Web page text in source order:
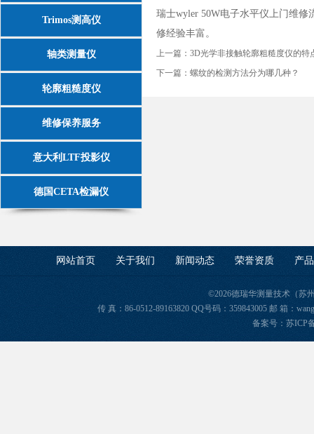
Trimos测高仪
轴类测量仪
轮廓粗糙度仪
维修保养服务
意大利LTF投影仪
德国CETA检漏仪
瑞士wyler 50W电子水平仪上门维
修经验丰富。
上一篇： 3D光学非接触轮廓粗糙度仪的特
下一篇： 螺纹的检测方法分为哪几种？
网站首页 关于我们 新闻动态 荣誉资质 产
©2026德瑞华测量技术（苏
传 真：86-0512-89163820 QQ号码：359843005 邮 箱：
备案号：苏ICP